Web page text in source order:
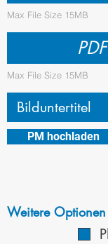
Max File Size 15MB
Max File Size 15MB
PM hochladen
Weitere Optionen